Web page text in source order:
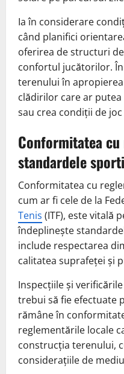
Ia în considerare
când planifici
oferirea de structuri
confortul jucătorilor.
terenului în
clădirilor care ar
sau crea condiții de joc
Conformitatea
standardele
Conformitatea cu
cum ar fi cele de la
Tenis (ITF), este vitală
îndeplinește
include respectarea
calitatea suprafeței și
Inspecțiile și
trebui să fie efectuate
rămâne în
reglementările locale
construcția terenului,
considerațiile de